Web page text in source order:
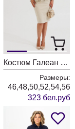
Костюм Галеан Cтиль 961 бежевый
Размеры:
46,48,50,52,54,56
323 бел.руб